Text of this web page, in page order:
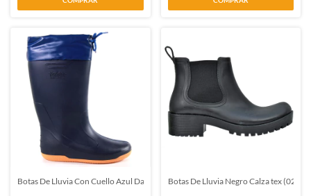
Botas De Lluvia Con Cuello Azul Damalu (5024)Botas De Lluvia Negro Calza tex